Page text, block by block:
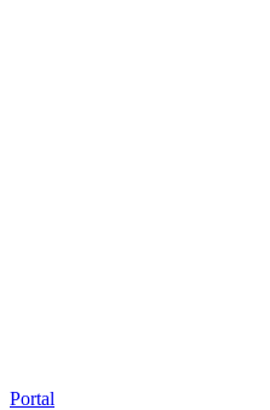
Portal